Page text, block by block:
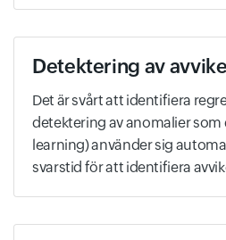
Detektering av
Det är svårt att identifiera
detektering av anomalier som
learning) använder sig
svarstid för att identifiera